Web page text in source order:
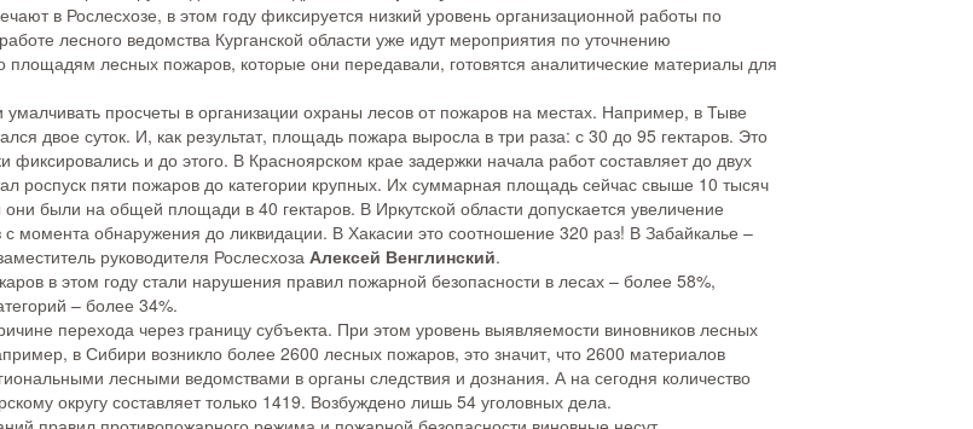
в Рослесхозе, в этом году фиксируется низкий уровень организационной работы по
лесного ведомства Курганской области уже идут мероприятия по уточнению
площадям лесных пожаров, которые они передавали, готовятся аналитические материалы для
просчеты в организации охраны лесов от пожаров на местах. Например, в Тыве
двое суток. И, как результат, площадь пожара выросла в три раза: с 30 до 95 гектаров. Это
фиксировались и до этого. В Красноярском крае задержки начала работ составляет до двух
роспуск пяти пожаров до категории крупных. Их суммарная площадь сейчас свыше 10 тысяч
они были на общей площади в 40 гектаров. В Иркутской области допускается увеличение
момента обнаружения до ликвидации. В Хакасии это соотношение 320 раз! В Забайкалье –
руководителя Рослесхоза Алексей Венглинский.
в этом году стали нарушения правил пожарной безопасности в лесах – более 58%,
– более 34%.
перехода через границу субъекта. При этом уровень выявляемости виновников лесных
в Сибири возникло более 2600 лесных пожаров, это значит, что 2600 материалов
лесными ведомствами в органы следствия и дознания. А на сегодня количество
округу составляет только 1419. Возбуждено лишь 54 уголовных дела.